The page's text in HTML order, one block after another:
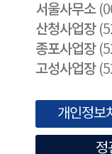
서울사무소
산청사업장
종포사업장
고성사업장
개인정보
정